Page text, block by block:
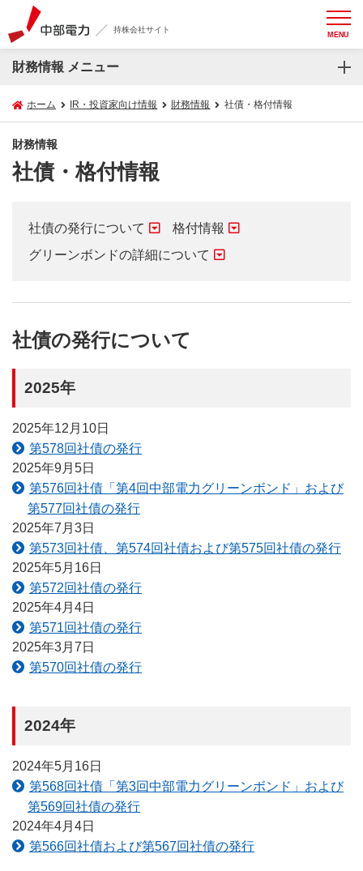
持株会社サイト MENU
財務情報 メニュー
ホーム IR・投資家向け情報 財務情報 社債・格付情報
財務情報
社債・格付情報
社債の発行について
格付情報
グリーンボンドの詳細について
社債の発行について
2025年
2025年12月10日
第578回社債の発行
2025年9月5日
第576回社債「第4回中部電力グリーンボンド」および
第577回社債の発行
2025年7月3日
第573回社債、第574回社債および第575回社債の発行
2025年5月16日
第572回社債の発行
2025年4月4日
第571回社債の発行
2025年3月7日
第570回社債の発行
2024年
2024年5月16日
第568回社債「第3回中部電力グリーンボンド」および
第569回社債の発行
2024年4月4日
第566回社債および第567回社債の発行